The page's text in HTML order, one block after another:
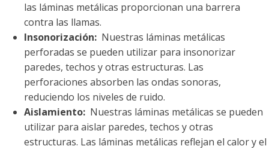
las láminas metálicas proporcionan una barrera
contra las llamas.
Insonorización: Nuestras láminas metálicas
perforadas se pueden utilizar para insonorizar
paredes, techos y otras estructuras. Las
perforaciones absorben las ondas sonoras,
reduciendo los niveles de ruido.
Aislamiento: Nuestras láminas metálicas se pueden
utilizar para aislar paredes, techos y otras
estructuras. Las láminas metálicas reflejan el calor y el